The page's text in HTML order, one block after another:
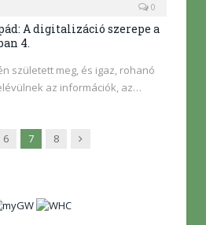
0
A digitalizáció szerepe a
4.
született meg, és igaz, rohanó
az információk, az…
6 7 8 Következő